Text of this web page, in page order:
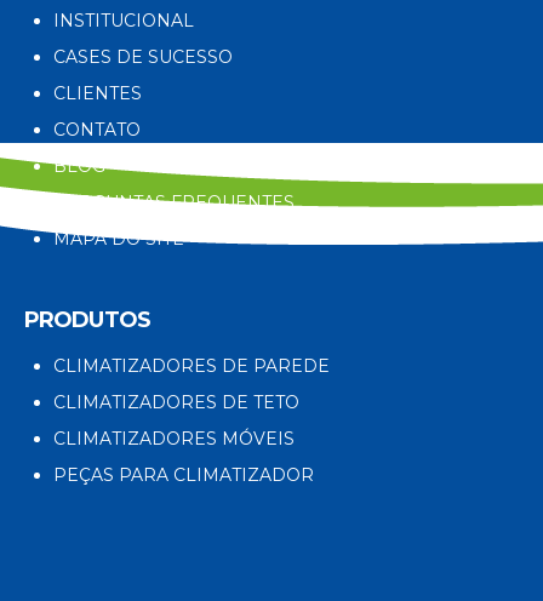
INSTITUCIONAL
CASES DE SUCESSO
CLIENTES
CONTATO
BLOG
PERGUNTAS FREQUENTES
MAPA DO SITE
PRODUTOS
CLIMATIZADORES DE PAREDE
CLIMATIZADORES DE TETO
CLIMATIZADORES MÓVEIS
PEÇAS PARA CLIMATIZADOR